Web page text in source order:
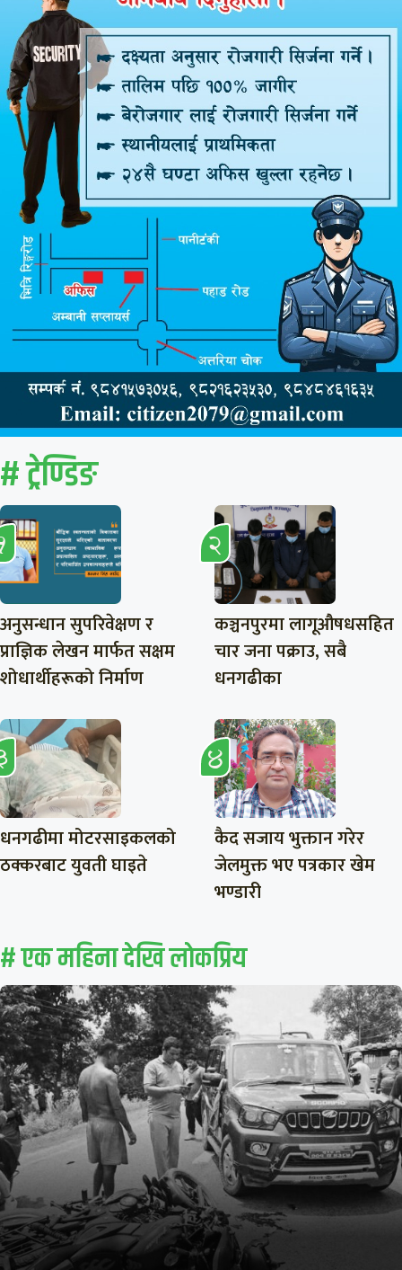
# ट्रेण्डिङ
अनुसन्धान सुपरिवेक्षण र
प्राज्ञिक लेखन मार्फत सक्षम
शोधार्थीहरूको निर्माण
कञ्चनपुरमा लागूऔषधसहित
चार जना पक्राउ, सबै
धनगढीका
धनगढीमा मोटरसाइकलको
ठक्करबाट युवती घाइते
कैद सजाय भुक्तान गरेर
जेलमुक्त भए पत्रकार खेम
भण्डारी
# एक महिना देखि लाेकप्रिय